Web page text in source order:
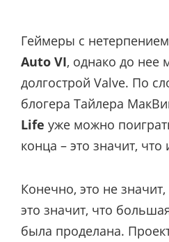
Геймеры с
Auto VI, однако до нее
долгострой Valve. По
блогера Тайлера
Life уже можно
конца – это значит,
Конечно, это не
это значит, что
была проделана.